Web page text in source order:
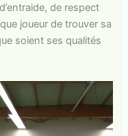
de respect
joueur de trouver sa
soient ses qualités